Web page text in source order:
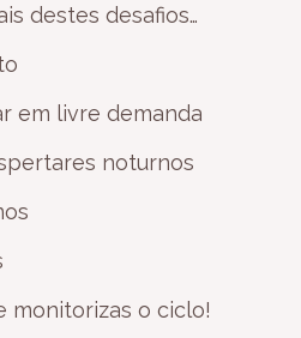
destes desafios…
em livre demanda
noturnos
monitorizas o ciclo!